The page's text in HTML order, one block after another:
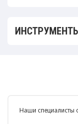
Наши специалисты